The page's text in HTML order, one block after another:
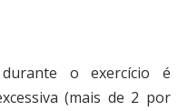
o exercício é
(mais de 2 por